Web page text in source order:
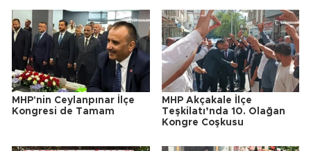
MHP'nin Ceylanpınar İlçe
Kongresi de Tamam
MHP Akçakale İlçe
Teşkilatı’nda 10. Olağan
Kongre Coşkusu